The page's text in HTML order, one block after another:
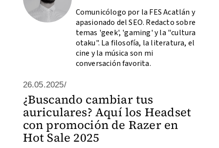
Comunicólogo por la FES Acatlán y
apasionado del SEO. Redacto sobre
temas 'geek', 'gaming' y la "cultura
otaku". La filosofía, la literatura, el
cine y la música son mi
conversación favorita.
26.05.2025/
¿Buscando cambiar tus
auriculares? Aquí los Headset
con promoción de Razer en
Hot Sale 2025